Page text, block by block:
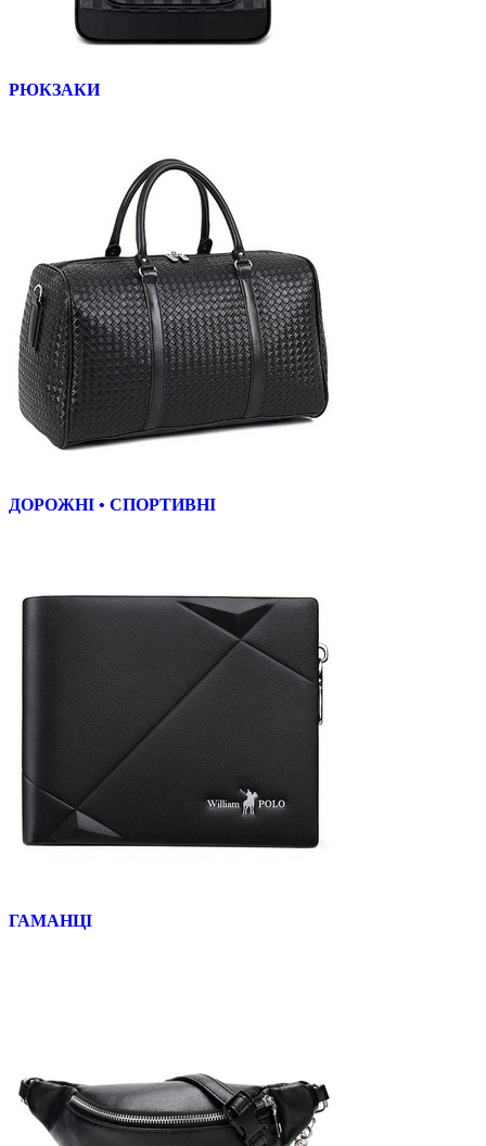
РЮКЗАКИ
ДОРОЖНІ • СПОРТИВНІ
ГАМАНЦІ